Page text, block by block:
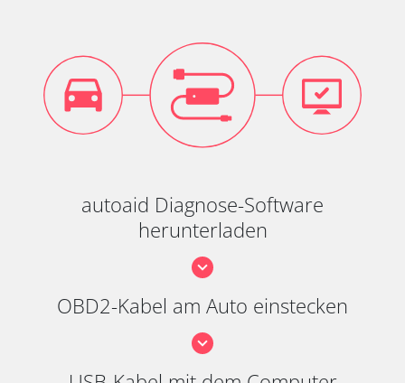
autoaid Diagnose-Software
herunterladen
OBD2-Kabel am Auto einstecken